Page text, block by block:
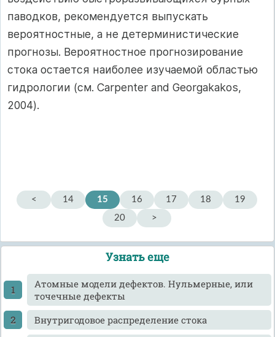
паводков, рекомендуется выпускать
вероятностные, а не детерминистические
прогнозы. Вероятностное прогнозирование
стока остается наиболее изучаемой областью
гидрологии (см. Carpenter and Georgakakos,
2004).
< 14 15 16 17 18
19
20
>
Узнать еще
Атомные модели дефектов. Нульмерные, или
точечные дефекты
Внутригодовое распределение стока